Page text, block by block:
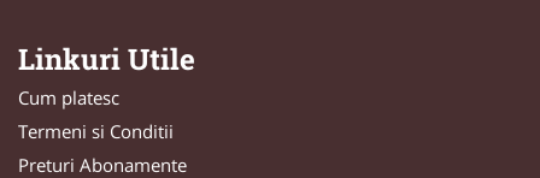
Linkuri Utile
Cum platesc
Termeni si Conditii
Preturi Abonamente